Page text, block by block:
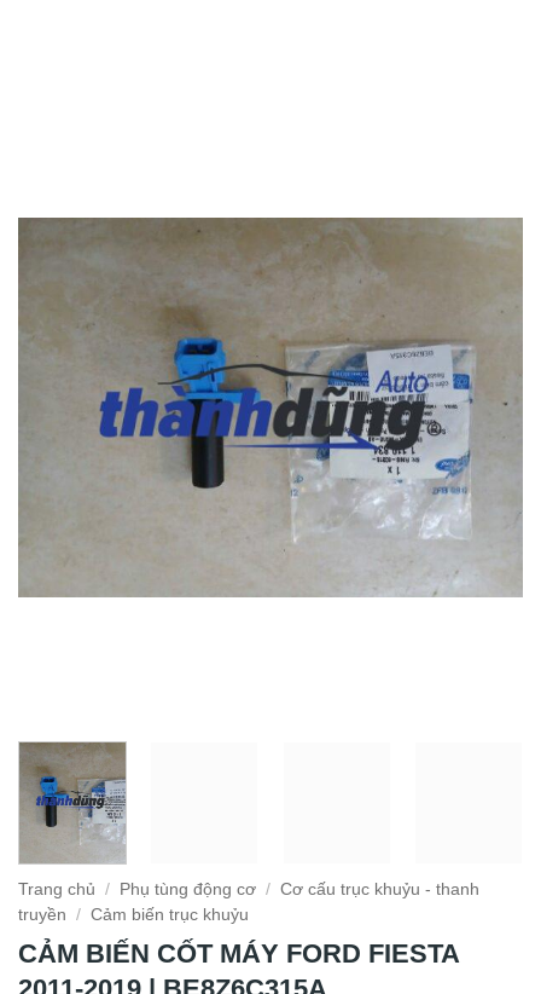
Trang chủ / Phụ tùng động cơ / Cơ cấu trục khuỷu - thanh
truyền
/ Cảm biến trục khuỷu
CẢM BIẾN CỐT MÁY FORD FIESTA